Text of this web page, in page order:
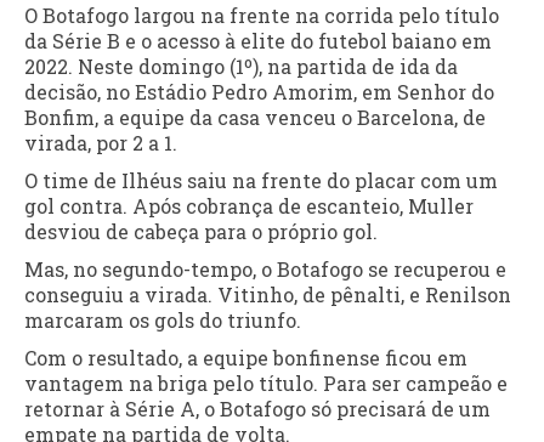
O Botafogo largou na frente na corrida pelo título
da Série B e o acesso à elite do futebol baiano em
2022. Neste domingo (1º), na partida de ida da
decisão, no Estádio Pedro Amorim, em Senhor do
Bonfim, a equipe da casa venceu o Barcelona, de
virada, por 2 a 1.
O time de Ilhéus saiu na frente do placar com um
gol contra. Após cobrança de escanteio, Muller
desviou de cabeça para o próprio gol.
Mas, no segundo-tempo, o Botafogo se recuperou e
conseguiu a virada. Vitinho, de pênalti, e Renilson
marcaram os gols do triunfo.
Com o resultado, a equipe bonfinense ficou em
vantagem na briga pelo título. Para ser campeão e
retornar à Série A, o Botafogo só precisará de um
empate na partida de volta.